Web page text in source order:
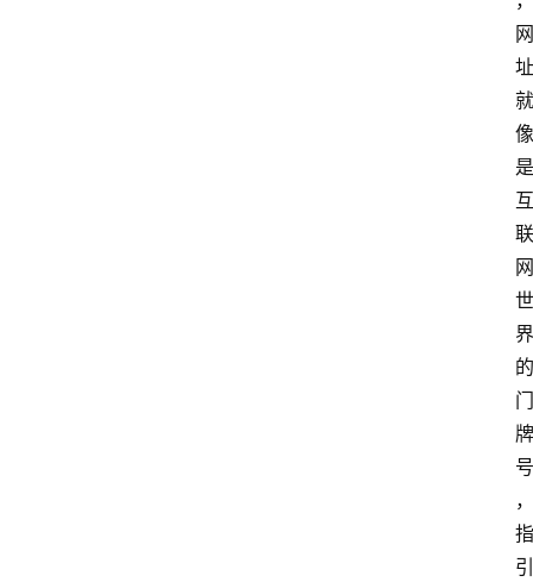
网
址
就
像
是
互
联
网
世
界
的
门
牌
号
，
指
引